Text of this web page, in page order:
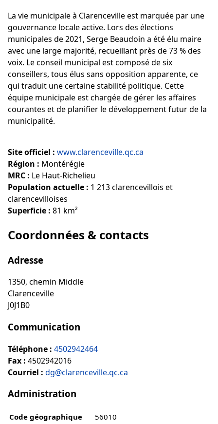
La vie municipale à Clarenceville est marquée par une
gouvernance locale active. Lors des élections
municipales de 2021, Serge Beaudoin a été élu maire
avec une large majorité, recueillant près de 73 % des
voix. Le conseil municipal est composé de six
conseillers, tous élus sans opposition apparente, ce
qui traduit une certaine stabilité politique. Cette
équipe municipale est chargée de gérer les affaires
courantes et de planifier le développement futur de la
municipalité.
Site officiel : www.clarenceville.qc.ca
Région : Montérégie
MRC : Le Haut-Richelieu
Population actuelle : 1 213 clarencevillois et
clarencevilloises
Superficie : 81 km²
Coordonnées & contacts
Adresse
1350, chemin Middle
Clarenceville
J0J1B0
Communication
Téléphone : 4502942464
Fax : 4502942016
Courriel : dg@clarenceville.qc.ca
Administration
Code géographique
56010